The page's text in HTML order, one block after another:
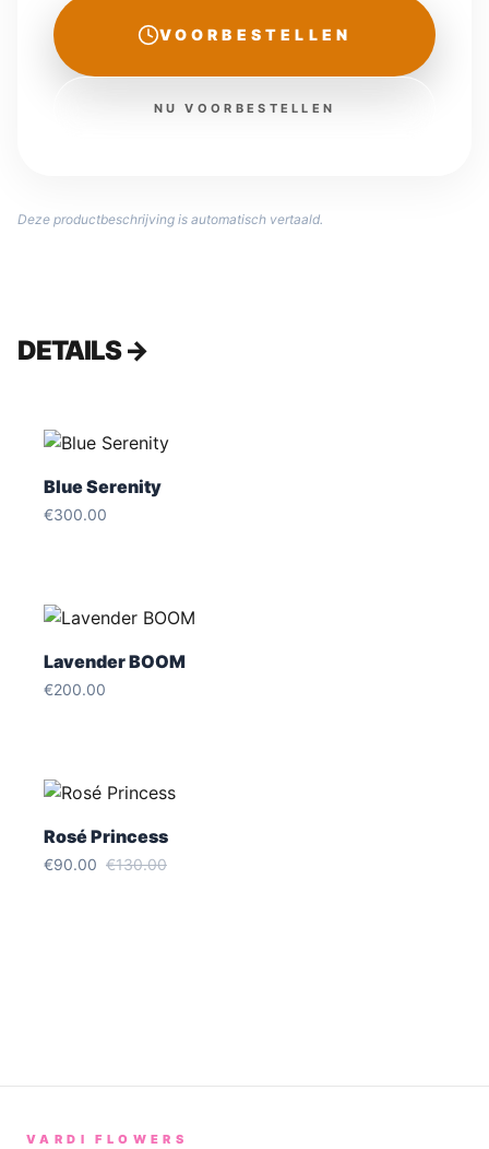
VOORBESTELLEN
NU VOORBESTELLEN
Deze productbeschrijving is automatisch vertaald.
DETAILS →
Blue Serenity
€300.00
Lavender BOOM
€200.00
Rosé Princess
€90.00 €130.00
VARDI FLOWERS